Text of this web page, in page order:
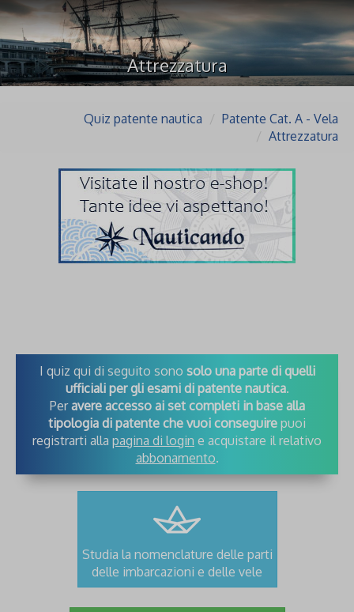
Attrezzatura
Quiz patente nautica
Patente Cat. A - Vela
Attrezzatura
I quiz qui di seguito sono solo una parte di quelli
ufficiali per gli esami di patente nautica.
Peravere accesso ai set completi in base alla
tipologia di patente che vuoi conseguire puoi
registrarti alla pagina di login e acquistare il relativo
abbonamento.
Studia la nomenclature delle parti
delle imbarcazioni e delle vele